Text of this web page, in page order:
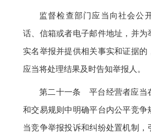
监督检查部门应当向社会公
话、信箱或者电子邮件地址 ， 并为
实名举报并提供相关事实和证据的
应当将处理结果及时告知举报人。
第二十一条 平台经营者应当
和交易规则中明确平台内公平竞争
当竞争举报投诉和纠纷处置机制，